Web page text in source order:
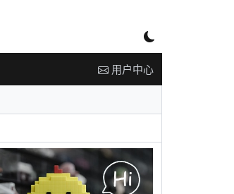
用户中心